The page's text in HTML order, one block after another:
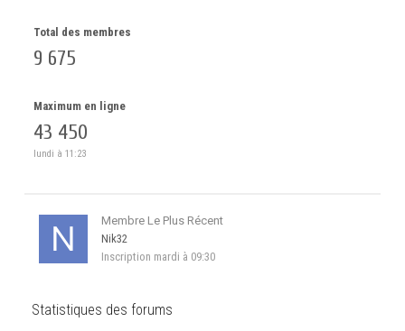
Total des membres
9 675
Maximum en ligne
43 450
lundi à 11:23
Membre Le Plus Récent
Nik32
Inscription mardi à 09:30
Statistiques des forums